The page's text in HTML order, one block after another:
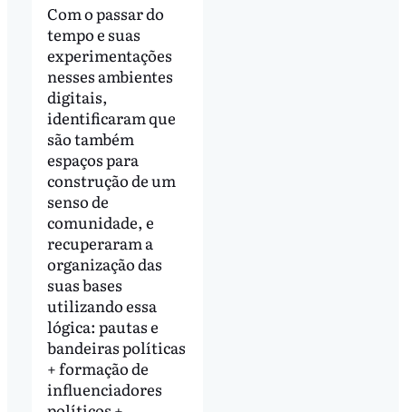
Com o passar do
tempo e suas
experimentações
nesses ambientes
digitais,
identificaram que
são também
espaços para
construção de um
senso de
comunidade, e
recuperaram a
organização das
suas bases
utilizando essa
lógica: pautas e
bandeiras políticas
+ formação de
influenciadores